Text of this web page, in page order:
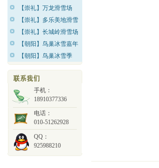
【崇礼】万龙滑雪场
【崇礼】多乐美地滑雪
【崇礼】长城岭滑雪场
【朝阳】鸟巢冰雪嘉年
【朝阳】鸟巢冰雪季
手机：
18910377336
电话：
010-51262928
QQ：
925988210